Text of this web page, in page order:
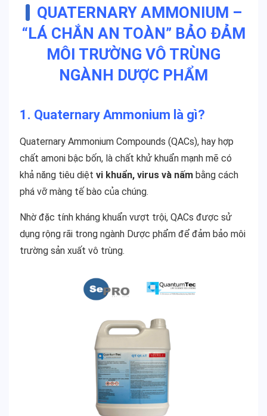
QUATERNARY AMMONIUM –
“LÁ CHẮN AN TOÀN” BẢO ĐẢM
MÔI TRƯỜNG VÔ TRÙNG
NGÀNH DƯỢC PHẨM
1. Quaternary Ammonium là gì?
Quaternary Ammonium Compounds (QACs), hay hợp
chất amoni bậc bốn, là chất khử khuẩn mạnh mẽ có
khả năng tiêu diệt vi khuẩn, virus và nấm bằng cách
phá vỡ màng tế bào của chúng.
Nhờ đặc tính kháng khuẩn vượt trội, QACs được sử
dụng rộng rãi trong ngành Dược phẩm để đảm bảo môi
trường sản xuất vô trùng.